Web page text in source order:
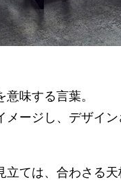
味する言葉。
メージし、デザイ
ては、合わさる